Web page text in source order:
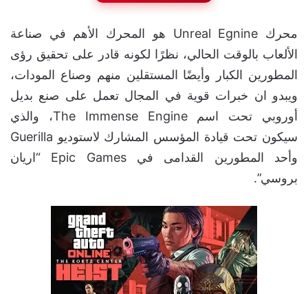
محرك Unreal Egnine هو المحرك الأهم في صناعة
الألعاب بالوقت الحالي، نظرًا لكونه قادر على تحقيق رؤى
المطورين الكبار وأيضًا المستقلين منهم وصناع المودات،
ويبدو ان خبرات قوية في المجال تعمل على صنع بديل
أوروبي تحت اسم The Immense Engine، والذي
سيكون تحت قيادة المؤسس المشارك لاستوديو Guerilla
وأحد المطورين القدامى في Epic Games “اريان
بروسي”.